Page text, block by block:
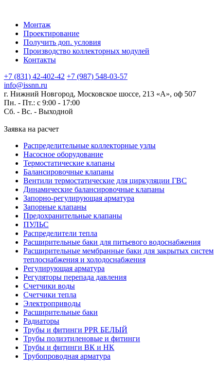
Монтаж
Проектирование
Получить доп. условия
Производство коллекторных модулей
Контакты
+7 (831) 42-402-42 +7 (987) 548-03-57
info@issnn.ru
г. Нижний Новгород, Московское шоссе, 213 «А», оф 507
Пн. - Пт.: с 9:00 - 17:00
Сб. - Вс. - Выходной
Заявка на расчет
Распределительные коллекторные узлы
Насосное оборудование
Термостатические клапаны
Балансировочные клапаны
Вентили термостатические для циркуляции ГВС
Динамические балансировочные клапаны
Запорно-регулирующая арматура
Запорные клапаны
Предохранительные клапаны
ПУЛЬС
Распределители тепла
Расширительные баки для питьевого водоснабжения
Расширительные мембранные баки для закрытых систем
теплоснабжения и холодоснабжения
Регулирующая арматура
Регуляторы перепада давления
Счетчики воды
Счетчики тепла
Электроприводы
Расширительные баки
Радиаторы
Трубы и фитинги PPR БЕЛЫЙ
Трубы полиэтиленовые и фитинги
Трубы и фитинги ВК и НК
Трубопроводная арматура